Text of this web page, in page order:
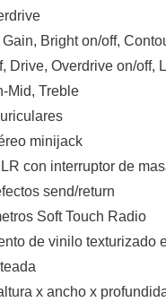
Bright on/off,
Drive, Overdrive on/off,
Mid, Treble
minijack
con interruptor de
send/return
Soft Touch Radio
de vinilo texturizado
x ancho x